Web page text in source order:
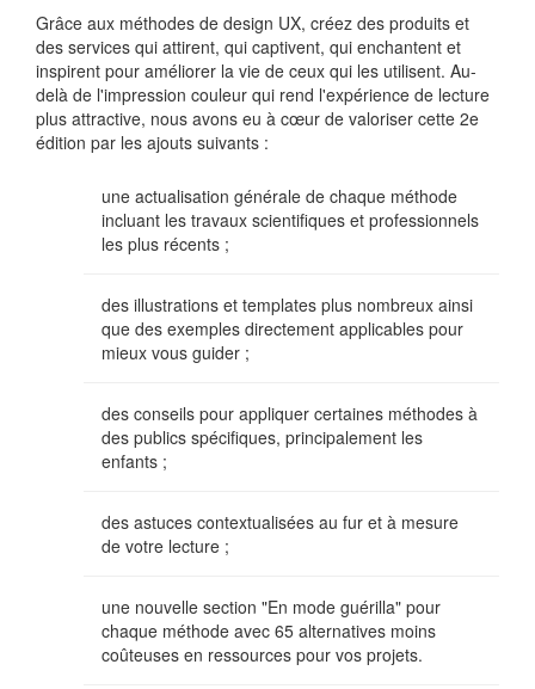
Grâce aux méthodes de design UX, créez des produits et
des services qui attirent, qui captivent, qui enchantent et
inspirent pour améliorer la vie de ceux qui les utilisent. Au-
delà de l'impression couleur qui rend l'expérience de lecture
plus attractive, nous avons eu à cœur de valoriser cette 2e
édition par les ajouts suivants :
une actualisation générale de chaque méthode
incluant les travaux scientifiques et professionnels
les plus récents ;
des illustrations et templates plus nombreux ainsi
que des exemples directement applicables pour
mieux vous guider ;
des conseils pour appliquer certaines méthodes à
des publics spécifiques, principalement les
enfants ;
des astuces contextualisées au fur et à mesure
de votre lecture ;
une nouvelle section "En mode guérilla" pour
chaque méthode avec 65 alternatives moins
coûteuses en ressources pour vos projets.